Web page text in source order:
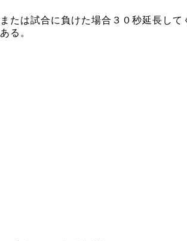
または試合に負けた場合３０秒延長して
ある。